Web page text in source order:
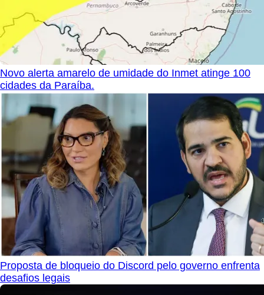
Novo alerta amarelo de umidade do Inmet atinge 100
cidades da Paraíba.
Proposta de bloqueio do Discord pelo governo enfrenta
desafios legais